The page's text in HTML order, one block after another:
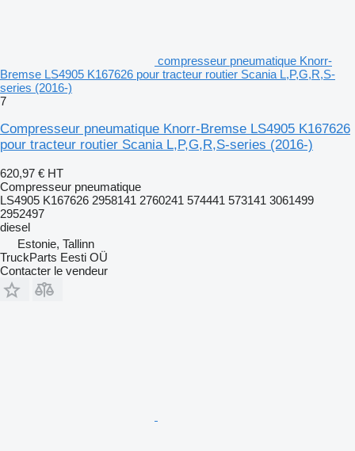
compresseur pneumatique Knorr-
Bremse LS4905 K167626 pour tracteur routier Scania L,P,G,R,S-
series (2016-)
7
Compresseur pneumatique Knorr-Bremse LS4905 K167626
pour tracteur routier Scania L,P,G,R,S-series (2016-)
620,97 € HT
Compresseur pneumatique
LS4905 K167626 2958141 2760241 574441 573141 3061499
2952497
diesel
Estonie, Tallinn
TruckParts Eesti OÜ
Contacter le vendeur